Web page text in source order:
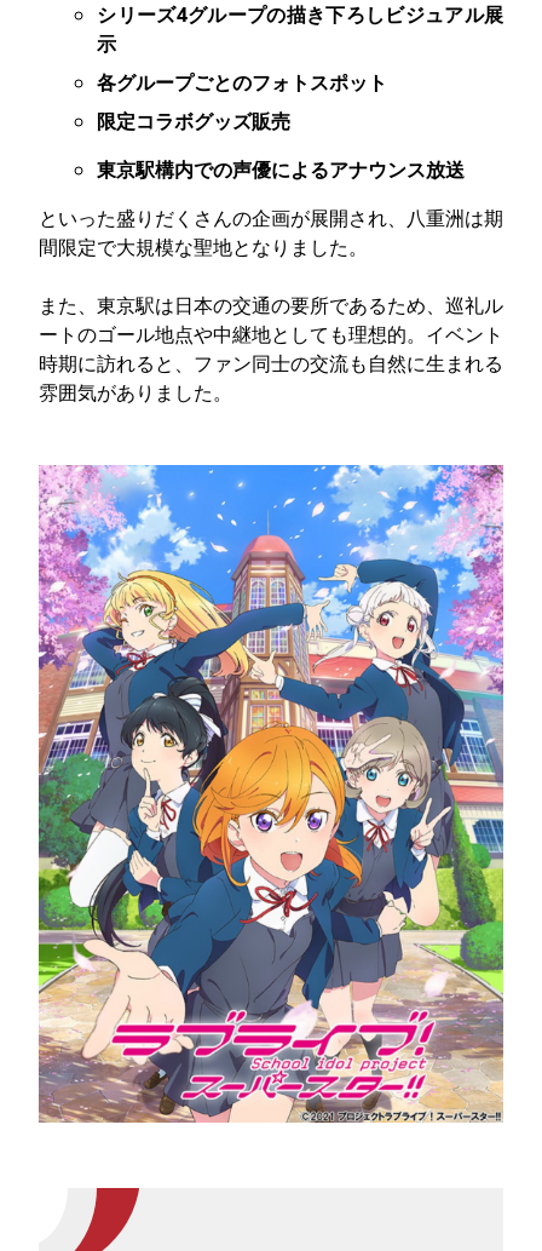
シリーズ4グループの描き下ろしビジュアル展
示
各グループごとのフォトスポット
限定コラボグッズ販売
東京駅構内での声優によるアナウンス放送
といった盛りだくさんの企画が展開され、八重洲は期
間限定で大規模な聖地となりました。
また、東京駅は日本の交通の要所であるため、巡礼ル
ートのゴール地点や中継地としても理想的。イベント
時期に訪れると、ファン同士の交流も自然に生まれる
雰囲気がありました。